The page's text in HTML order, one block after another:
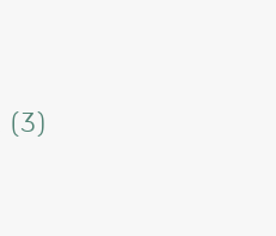
(3)